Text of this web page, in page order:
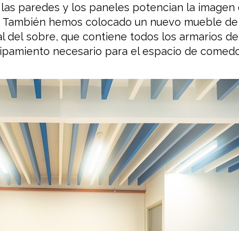
paredes y los paneles potencian la
También hemos colocado un nuevo mueble
del sobre, que contiene todos los armarios de
necesario para el espacio de